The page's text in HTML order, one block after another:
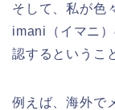
そして、私が色
imani（イマニ
認するというこ
例えば、海外で